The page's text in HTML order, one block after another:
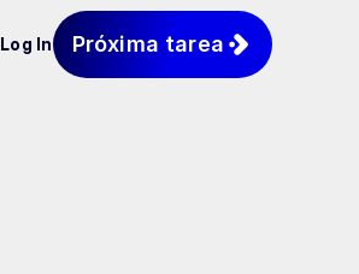
Log In Próxima tarea